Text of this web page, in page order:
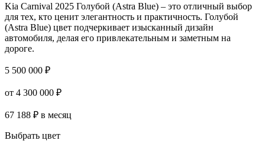
Kia Carnival 2025 Голубой (Astra Blue) – это отличный выбор
для тех, кто ценит элегантность и практичность. Голубой
(Astra Blue) цвет подчеркивает изысканный дизайн
автомобиля, делая его привлекательным и заметным на
дороге.
5 500 000 ₽
от 4 300 000 ₽
67 188 ₽ в месяц
Выбрать цвет